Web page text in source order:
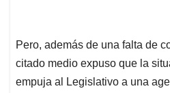
Pero, además de una falta de
citado medio expuso que la
empuja al Legislativo a una